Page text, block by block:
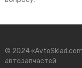
© 2024
автозапчастей